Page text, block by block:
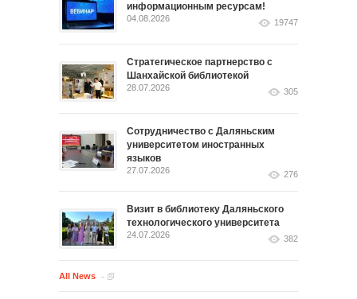
информационным ресурсам!
04.08.2026 19747
Стратегическое партнерство с
Шанхайской библиотекой
28.07.2026 305
Сотрудничество с Даляньским
университетом иностранных
языков
27.07.2026 276
Визит в библиотеку Даляньского
технологического университета
24.07.2026 382
All News